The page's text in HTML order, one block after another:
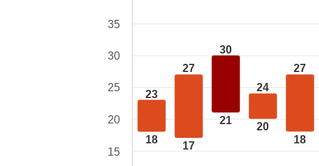
23
18
27
17
30
21
24
20
27
18
35
30
25
20
15